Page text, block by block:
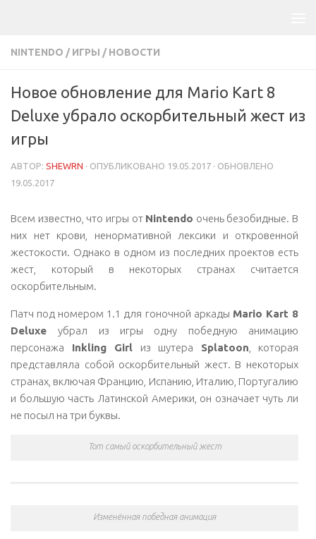
NINTENDO / ИГРЫ / НОВОСТИ
Новое обновление для Mario Kart 8
Deluxe убрало оскорбительный жест из
игры
АВТОР: SHEWRN · ОПУБЛИКОВАНО 19.05.2017 · ОБНОВЛЕНО
19.05.2017
Всем известно, что игры от Nintendo очень безобидные. В
них нет крови, ненормативной лексики и откровенной
жестокости. Однако в одном из последних проектов есть
жест, который в некоторых странах считается
оскорбительным.
Патч под номером 1.1 для гоночной аркады Mario Kart 8
Deluxeубрал из игры одну победную анимацию
персонажа Inkling Girl из шутера Splatoon , которая
представляла собой оскорбительный жест. В некоторых
странах, включая Францию, Испанию, Италию, Португалию
и большую часть Латинской Америки, он означает чуть ли
не посыл на три буквы.
Тот самый оскорбительный жест
Изменённая победная анимация